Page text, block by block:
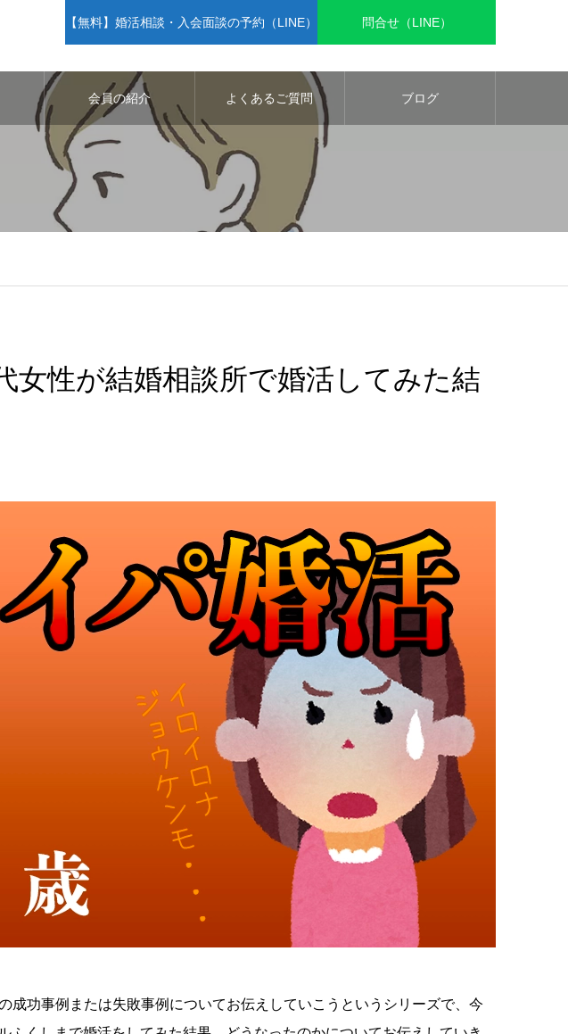
【無料】婚活相談・入会面談の予約（LINE） 問合せ（LINE）
会員の紹介 よくあるご質問 ブログ
女性が結婚相談所で婚活してみた結
成功事例または失敗事例についてお伝えしていこうというシリーズで、今